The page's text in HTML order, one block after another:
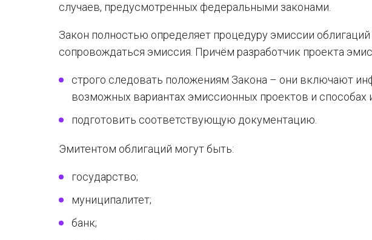
случаев, предусмотренных федеральными законами.
Закон полностью определяет процедуру эмиссии
сопровождаться эмиссия. Причём разработчик проекта
строго следовать положениям Закона – они включают
возможных вариантах эмиссионных проектов и способах
подготовить соответствующую документацию.
Эмитентом облигаций могут быть:
государство;
муниципалитет;
банк;